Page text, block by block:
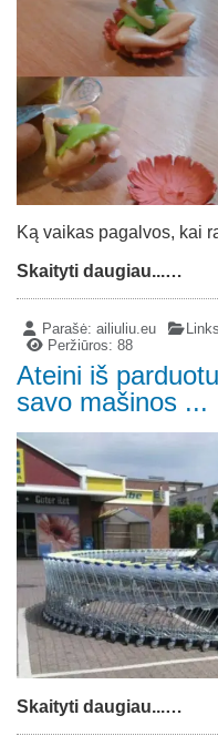
Ką vaikas pagalvos, kai
Skaityti daugiau...…
Parašė:ailiuliu.eu
Peržiūros: 88
Ateini iš
savo mašinos ...
Skaityti daugiau...…